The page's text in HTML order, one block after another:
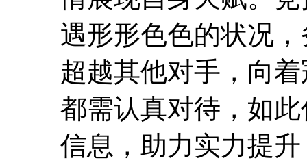
遇形形色色的状况
超越其他对手，向
都需认真对待，如
信息，助力实力提